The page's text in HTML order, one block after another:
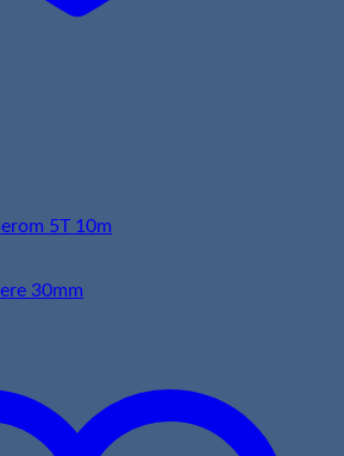
5T 10m